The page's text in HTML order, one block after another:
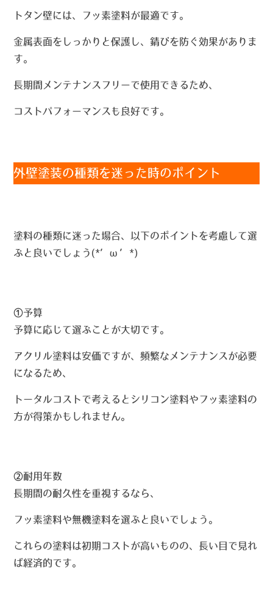
トタン壁には、フッ素塗料が最適です。
金属表面をしっかりと保護し、錆びを防ぐ効果がありま
す。
長期間メンテナンスフリーで使用できるため、
コストパフォーマンスも良好です。
外壁塗装の種類を迷った時のポイント
塗料の種類に迷った場合、以下のポイントを考慮して選
ぶと良いでしょう(*’ω’*)
①予算
予算に応じて選ぶことが大切です。
アクリル塗料は安価ですが、頻繁なメンテナンスが必要
になるため、
トータルコストで考えるとシリコン塗料やフッ素塗料の
方が得策かもしれません。
②耐用年数
長期間の耐久性を重視するなら、
フッ素塗料や無機塗料を選ぶと良いでしょう。
これらの塗料は初期コストが高いものの、長い目で見れ
ば経済的です。